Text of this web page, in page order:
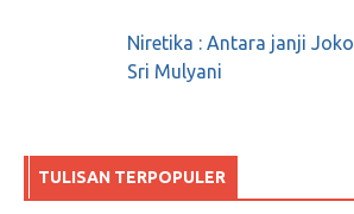
Viral Video Musik Pujiono
KEREN dengan Lagu
Niretika : Antara janji
Sri Mulyani
TULISAN TERPOPULER